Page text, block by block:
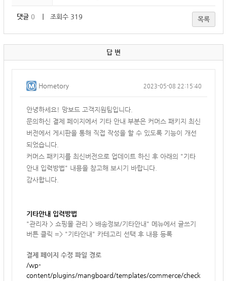
댓글 0 ｜ 조회수 319 목록
답 변
Hometory 2023-05-08 22:15:40
안녕하세요! 망보드 고객지원팀입니다.
문의하신 결제 페이지에서 기타 안내 부분은 커머스 패키지 최신
버전에서 게시판을 통해 직접 작성을 할 수 있도록 기능이 개선
되었습니다.
커머스 패키지를 최신버전으로 업데이트 하신 후 아래의 "기타
안내 입력방법" 내용을 참고해 보시기 바랍니다.
감사합니다.
기타안내 입력방법
"관리자 > 쇼핑몰 관리 > 배송정보/기타안내" 메뉴에서 글쓰기
버튼 클릭 => "기타안내" 카테고리 선택 후 내용 등록
결제 페이지 수정 파일 경로
/wp-
content/plugins/mangboard/templates/commerce/check